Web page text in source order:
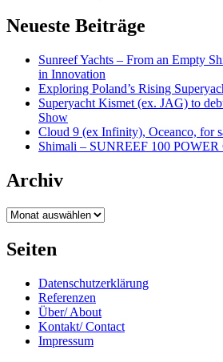
Neueste Beiträge
Sunreef Yachts – From an Empty
in Innovation
Exploring Poland’s Rising
Superyacht Kismet (ex. JAG) to
Show
Cloud 9 (ex Infinity), Oceanco, for
Shimali – SUNREEF 100 POWER
Archiv
Archiv
Seiten
Datenschutzerklärung
Referenzen
Über/ About
Kontakt/ Contact
Impressum